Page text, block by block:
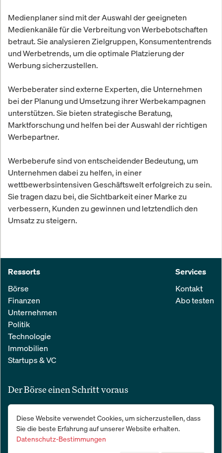
Medienplaner sind mit der Auswahl der geeigneten
Medienkanäle für die Verbreitung von Werbebotschaften
betraut. Sie analysieren Zielgruppen, Konsumententrends
und Werbetrends, um die optimale Platzierung der
Werbung sicherzustellen.
Werbeberater sind externe Experten, die Unternehmen
bei der Planung und Umsetzung ihrer Werbekampagnen
unterstützen. Sie bieten strategische Beratung,
Marktforschung und helfen bei der Auswahl der richtigen
Werbepartner.
Werbeberufe sind von entscheidender Bedeutung, um
Unternehmen dabei zu helfen, in einer
wettbewerbsintensiven Geschäftswelt erfolgreich zu sein.
Sie tragen dazu bei, die Sichtbarkeit einer Marke zu
verbessern, Kunden zu gewinnen und letztendlich den
Umsatz zu steigern.
Ressorts
Börse
Finanzen
Unternehmen
Politik
Technologie
Immobilien
Startups & VC
Services
Kontakt
Abo testen
Der Börse einen Schritt voraus
Alle relevanten Nachrichten aus Wirtschaft und Finanzen in einer
einfachen E-Mail. 100 % kostenlos:
Diese Website verwendet Cookies, um sicherzustellen, dass
Sie die beste Erfahrung auf unserer Website erhalten.
Datenschutz-Bestimmungen